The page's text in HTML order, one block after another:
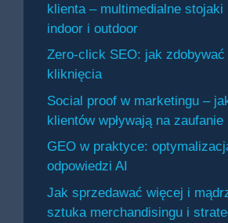
klienta – multimedialne stojaki
indoor i outdoor
Zero-click SEO: jak zdobywać
kliknięcia
Social proof w marketingu –
klientów wpływają na
GEO w praktyce:
odpowiedzi AI
Jak sprzedawać więcej i
sztuka merchandisingu i